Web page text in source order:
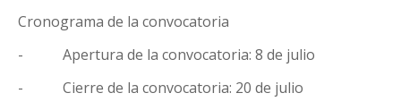
Cronograma de la convocatoria
-
Apertura de la convocatoria: 8 de julio
-
Cierre de la convocatoria: 20 de julio